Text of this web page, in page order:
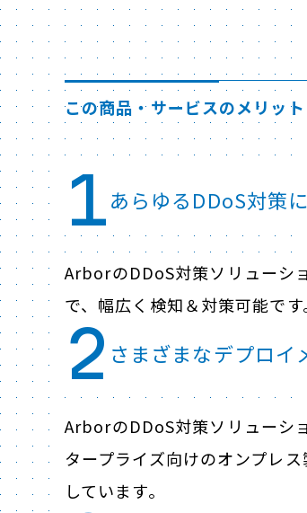
この商品・サービスのメリット
1あらゆるDDoS対策
ArborのDDoS対策ソリューシ
で、幅広く検知＆対策可能です
2 さまざまなデプロイ
ArborのDDoS対策ソリューシ
タープライズ向けのオンプレ
しています。